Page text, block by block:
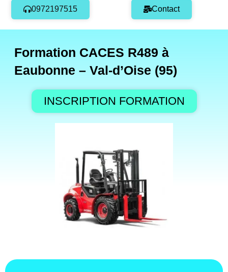
0972197515 Contact
Formation CACES R489 à
Eaubonne – Val-d’Oise (95)
INSCRIPTION FORMATION